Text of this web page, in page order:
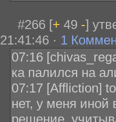
#266 [+ 49 -]
21:41:46 · 1
07:16
ка палился на
07:17 [Affliction]
нет, у меня иной
решение,